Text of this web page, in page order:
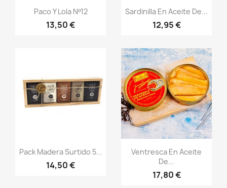
Vista rápida
Paco Y Lola Nº12
13,50 €
Vista rápida
Sardinilla En Aceite De...
12,95 €
Vista rápida
Pack Madera Surtido 5...
14,50 €
Vista rápida
Ventresca En Aceite
De...
17,80 €